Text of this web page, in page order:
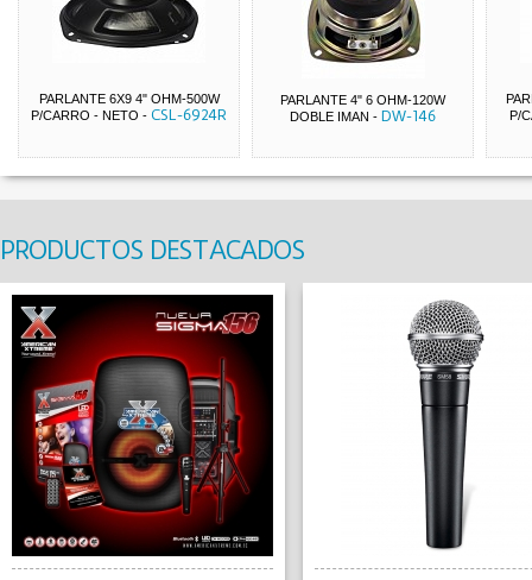
PARLANTE 6X9 4" OHM-500W
P/CARRO - NETO - CSL-6924R
PARLANTE 4" 6 OHM-120W
DOBLE IMAN - DW-146
P/
PRODUCTOS DESTACADOS